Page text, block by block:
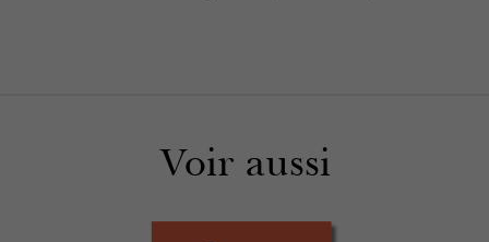
Voir aussi